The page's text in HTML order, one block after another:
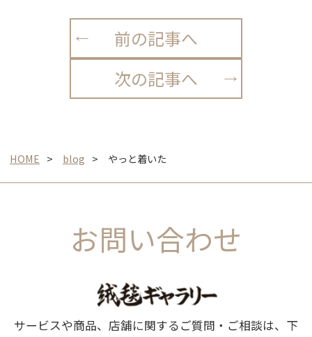
前の記事へ
次の記事へ
HOME blog やっと着いた
お問い合わせ
サービスや商品、店舗に関するご質問・ご相談は、下